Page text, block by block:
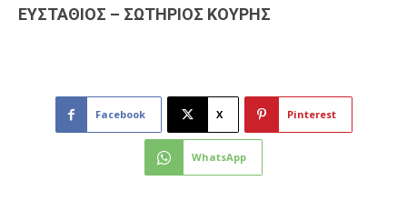
ΕΥΣΤΑΘΙΟΣ – ΣΩΤΗΡΙΟΣ ΚΟΥΡΗΣ
Facebook X Pinterest
WhatsApp